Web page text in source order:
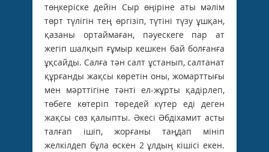
төңкеріске дейін Сыр өңіріне аты мәлім
төрт түлігін тең өргізіп, түтіні түзу ұшқан,
қазаны ортаймаған, пәуескеге пар ат
жегіп шалқып ғұмыр кешкен бай болғанға
ұқсайды. Салға тән салт ұстанып, салтанат
құрғанды жақсы көретін оны, жомарттығы
мен мәрттігіне тәнті ел-жұрты қадірлеп,
төбеге көтеріп төредей күтер еді деген
жақсы сөз қалыпты. Әкесі Әбдіхамит асты
талғап ішіп, жорғаны таңдап мініп
желкілдеп бұла өскен 2 ұлдың кішісі екен.